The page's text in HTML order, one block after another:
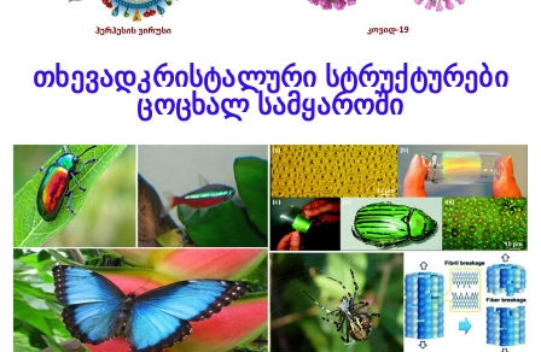
თხევადკრისტალური სტრუქტურები
ცოცხალ სამყაროში